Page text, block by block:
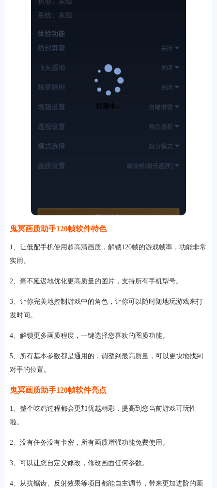
鬼冥画质助手120帧软件特色
1、让低配手机使用超高清画质，解锁120帧的游戏帧率，功能非常
实用。
2、毫不延迟地优化更高质量的图片，支持所有手机型号。
3、让你完美地控制游戏中的角色，让你可以随时随地玩游戏来打
发时间。
4、解锁更多画质程度，一键选择您喜欢的图质功能。
5、所有基本参数都是通用的，调整到最高质量，可以更快地找到
对手的位置。
鬼冥画质助手120帧软件亮点
1、整个吃鸡过程都会更加优越精彩，提高到您当前游戏可玩性
啦。
2、没有任务没有卡密，所有画质增强功能免费使用。
3、可以让您自定义修改，修改画面任何参数。
4、从抗锯齿、反射效果等项目都能自主调节，带来更加进阶的画